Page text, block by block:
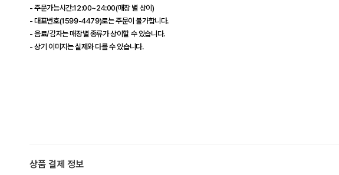
- 주문가능시간:12:00~24:00(매장 별 상이)
- 대표번호(1599-4479)로는 주문이 불가합니다.
- 음료/감자는 매장별 종류가 상이할 수 있습니다.
- 상기 이미지는 실제와 다를 수 있습니다.
상품 결제 정보